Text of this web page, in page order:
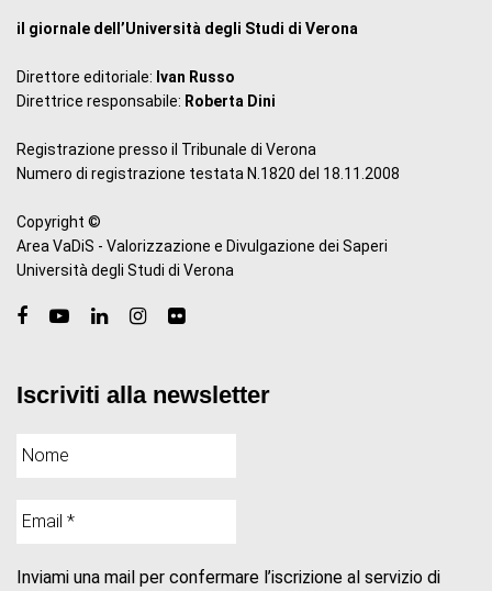
il giornale dell’Università degli Studi di Verona
Direttore editoriale: Ivan Russo
Direttrice responsabile: Roberta Dini
Registrazione presso il Tribunale di Verona
Numero di registrazione testata N.1820 del 18.11.2008
Copyright ©
Area VaDiS - Valorizzazione e Divulgazione dei Saperi
Università degli Studi di Verona
Iscriviti alla newsletter
Inviami una mail per confermare l’iscrizione al servizio di